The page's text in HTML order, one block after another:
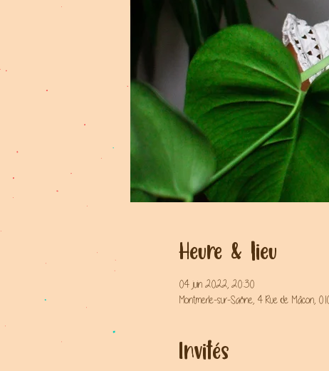
Heure & lieu
04 juin 2022, 20:30
Montmerle-sur-Saône, 4 Rue de Mâcon,
Invités